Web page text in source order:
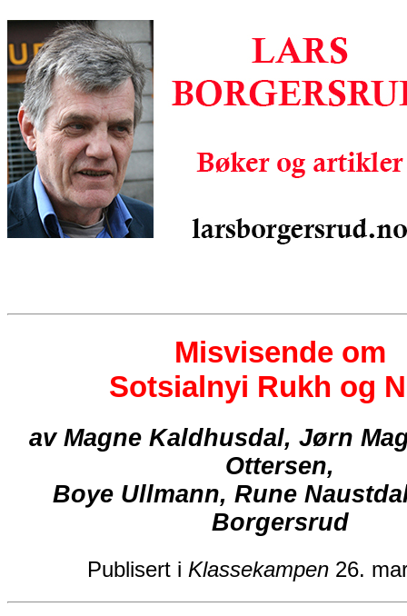
Misvisende om
Sotsialnyi Rukh og
av Magne Kaldhusdal, Jørn
Ottersen,
Boye Ullmann, Rune
Borgersrud
Publisert i Klassekampen26.